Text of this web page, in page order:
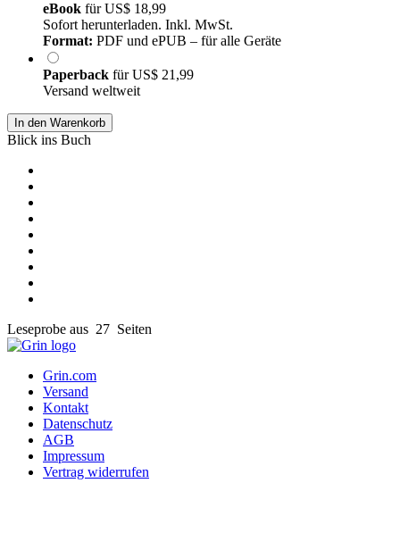
eBook fürUS$ 18,99
Sofort herunterladen. Inkl. MwSt.
Format: PDF und ePUB – für alle Geräte
Paperback fürUS$ 21,99
Versand weltweit
In den Warenkorb
Blick ins Buch
Leseprobe aus 27 Seiten
Grin.com
Versand
Kontakt
Datenschutz
AGB
Impressum
Vertrag widerrufen